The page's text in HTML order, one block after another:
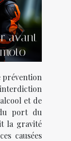
avant
prévention
et de
port du
la gravité
causées